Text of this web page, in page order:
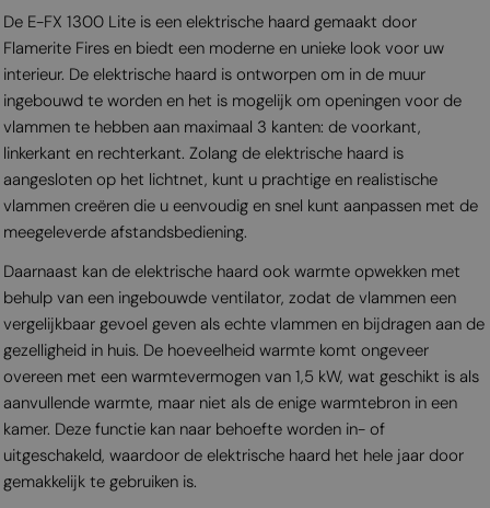
De E-FX 1300 Lite is een elektrische haard gemaakt door
Flamerite Fires en biedt een moderne en unieke look voor uw
interieur. De elektrische haard is ontworpen om in de muur
ingebouwd te worden en het is mogelijk om openingen voor de
vlammen te hebben aan maximaal 3 kanten: de voorkant,
linkerkant en rechterkant. Zolang de elektrische haard is
aangesloten op het lichtnet, kunt u prachtige en realistische
vlammen creëren die u eenvoudig en snel kunt aanpassen met de
meegeleverde afstandsbediening.
Daarnaast kan de elektrische haard ook warmte opwekken met
behulp van een ingebouwde ventilator, zodat de vlammen een
vergelijkbaar gevoel geven als echte vlammen en bijdragen aan de
gezelligheid in huis. De hoeveelheid warmte komt ongeveer
overeen met een warmtevermogen van 1,5 kW, wat geschikt is als
aanvullende warmte, maar niet als de enige warmtebron in een
kamer. Deze functie kan naar behoefte worden in- of
uitgeschakeld, waardoor de elektrische haard het hele jaar door
gemakkelijk te gebruiken is.